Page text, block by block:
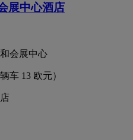
展中心酒店
会展中心
车 13 欧元）